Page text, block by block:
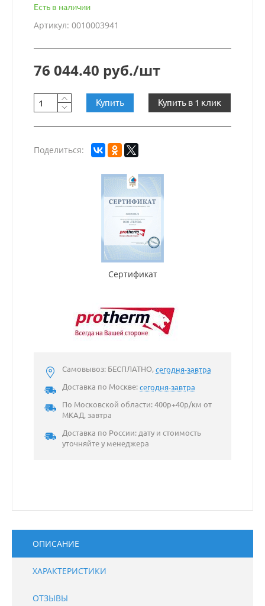
Есть в наличии
Артикул: 0010003941
76 044.40 руб./шт
Купить Купить в 1 клик
Поделиться:
Сертификат
Самовывоз: БЕСПЛАТНО,сегодня-завтра
Доставка по Москве:сегодня-завтра
По Московской области: 400р+40р/км от
МКАД, завтра
Доставка по России: дату и стоимость
уточняйте у менеджера
ОПИСАНИЕ
ХАРАКТЕРИСТИКИ
ОТЗЫВЫ